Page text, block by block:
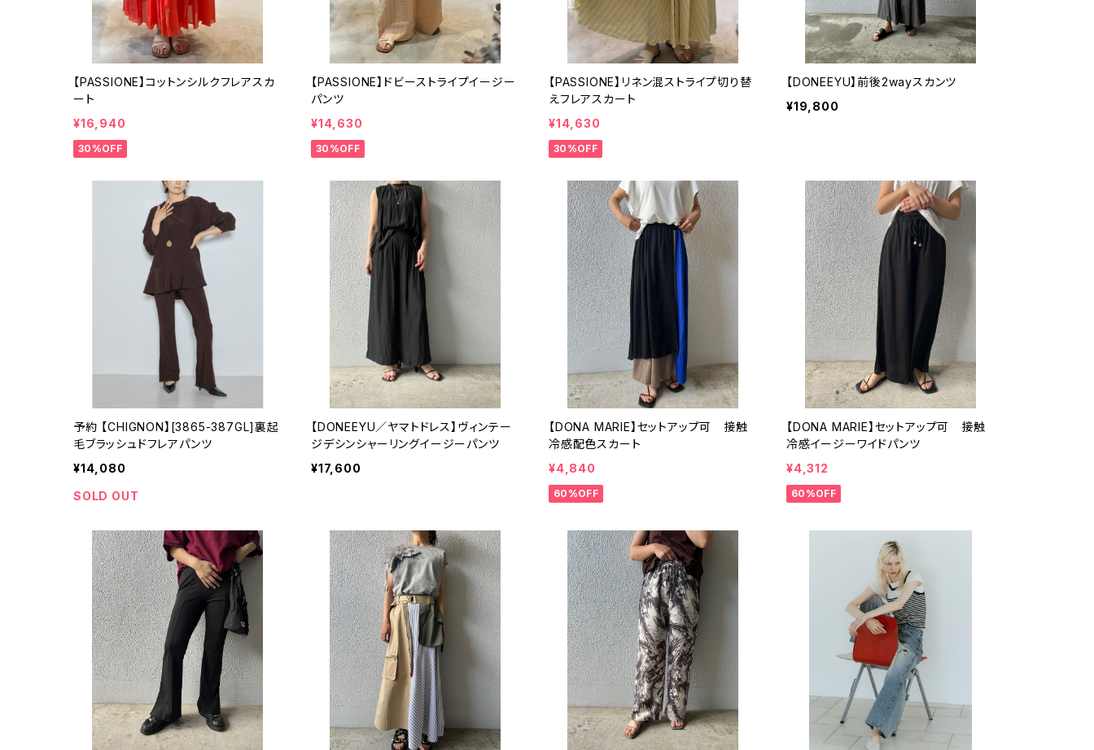
【PASSIONE】コットンシルクフレアスカ
ート
¥16,940
30%OFF
【PASSIONE】ドビーストライプイージー
パンツ
¥14,630
30%OFF
【PASSIONE】リネン混ストライプ切り替
えフレアスカート
¥14,630
30%OFF
【DONEEYU】前後2wayスカンツ
¥19,800
予約 【CHIGNON】[3865-387GL]裏起
毛ブラッシュドフレアパンツ
¥14,080
SOLD OUT
【DONEEYU／ヤマトドレス】ヴィンテー
ジデシンシャーリングイージーパンツ
¥17,600
【DONA MARIE】セットアップ可 接触
冷感配色スカート
¥4,840
60%OFF
【DONA MARIE】セットアップ可 接触
冷感イージーワイドパンツ
¥4,312
60%OFF